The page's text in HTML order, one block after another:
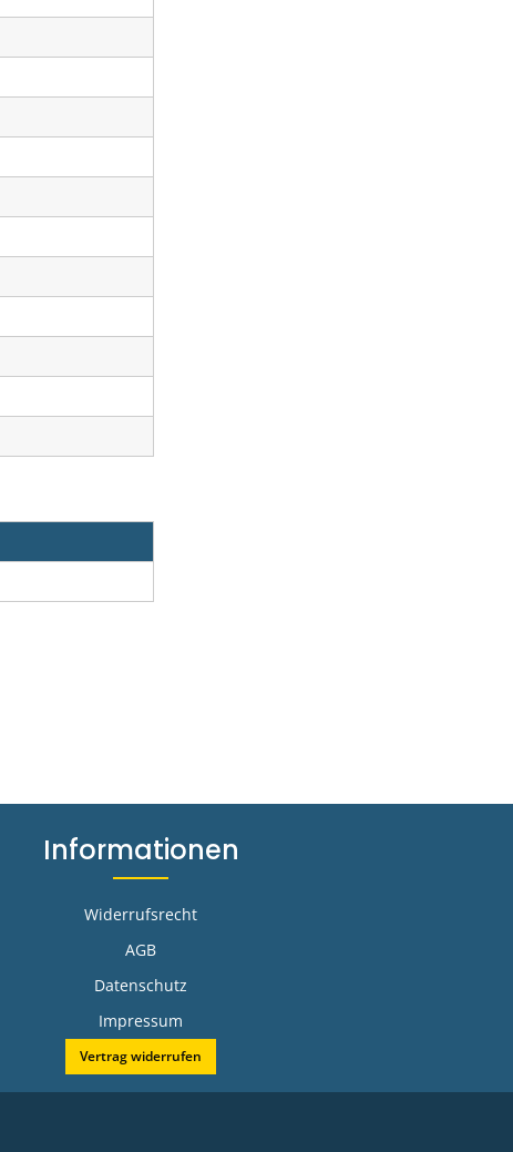
Informationen
Widerrufsrecht
AGB
Datenschutz
Impressum
Vertrag widerrufen